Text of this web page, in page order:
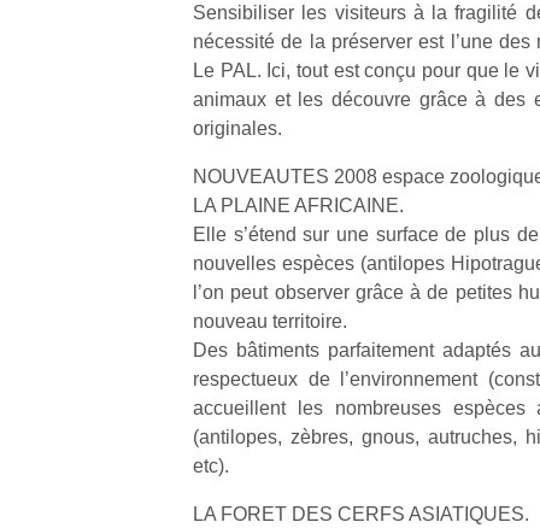
Sensibiliser les visiteurs à la fragilité
nécessité de la préserver est l’une des
Le PAL. Ici, tout est conçu pour que le
animaux et les découvre grâce à des
originales.
NOUVEAUTES 2008 espace
LA PLAINE AFRICAINE.
Elle s’étend sur une surface de plus
nouvelles espèces (antilopes
l’on peut observer grâce à de petites
nouveau territoire.
Des bâtiments parfaitement adaptés
respectueux de l’environnement
accueillent les nombreuses
(antilopes, zèbres, gnous, autruches,
etc).
LA FORET DES CERFS ASIATIQUES.